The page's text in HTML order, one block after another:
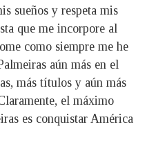
sueños y respeta mis
que me incorpore al
como siempre me he
aún más en el
más títulos y aún más
el máximo
es conquistar América